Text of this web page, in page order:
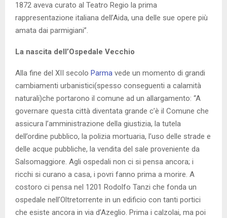
1872 aveva curato al Teatro Regio la prima
rappresentazione italiana dell’Aida, una delle sue opere più
amata dai parmigiani”.
La nascita dell’Ospedale Vecchio
Alla fine del XII secolo Parma vede un momento di grandi
cambiamenti urbanistici(spesso conseguenti a calamità
naturali)che portarono il comune ad un allargamento: “A
governare questa città diventata grande c’è il Comune che
assicura l’amministrazione della giustizia, la tutela
dell’ordine pubblico, la polizia mortuaria, l’uso delle strade e
delle acque pubbliche, la vendita del sale proveniente da
Salsomaggiore. Agli ospedali non ci si pensa ancora; i
ricchi si curano a casa, i povri fanno prima a morire. A
costoro ci pensa nel 1201 Rodolfo Tanzi che fonda un
ospedale nell’Oltretorrente in un edificio con tanti portici
che esiste ancora in via d’Azeglio. Prima i calzolai, ma poi